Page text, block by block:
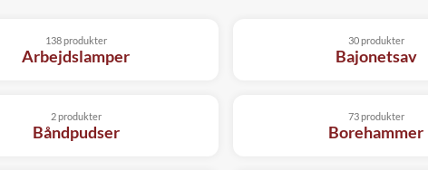
Arbejdslamper
138 produkter
Bajonetsav
30 produkter
Båndpudser
2 produkter
Borehammer
73 produkter